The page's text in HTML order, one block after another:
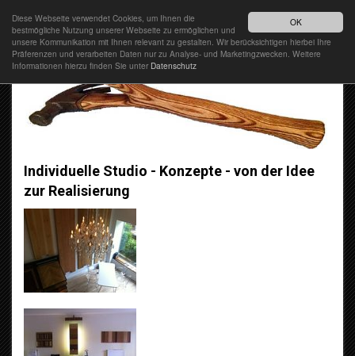
OK
Diese Webseite verwendet Cookies, um Ihnen die
bestmögliche Nutzung unserer Webseite zu ermöglichen und
unsere Kommunikation mit Ihnen relevant zu gestalten. Wir berücksichtigen hierbei Ihre
Präferenzen und verarbeiten Daten nur zu Analyse- und Marketingzwecken. Weitere
Informationen hierzu finden Sie unter Datenschutz
DEUTSCH
Individuelle Studio - Konzepte - von der Idee
zur Realisierung